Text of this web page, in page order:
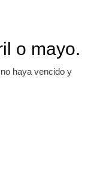
o mayo.
haya vencido y